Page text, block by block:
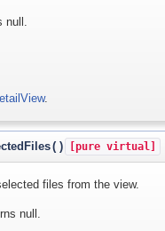
.
( ) [pure virtual]
files from the view.
null.